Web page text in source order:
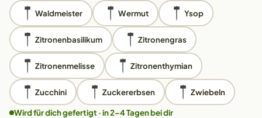
Waldmeister Wermut Ysop
Zitronenbasilikum Zitronengras
Zitronenmelisse Zitronenthymian
Zucchini Zuckererbsen Zwiebeln
Wird für dich gefertigt · in 2–4 Tagen bei dir